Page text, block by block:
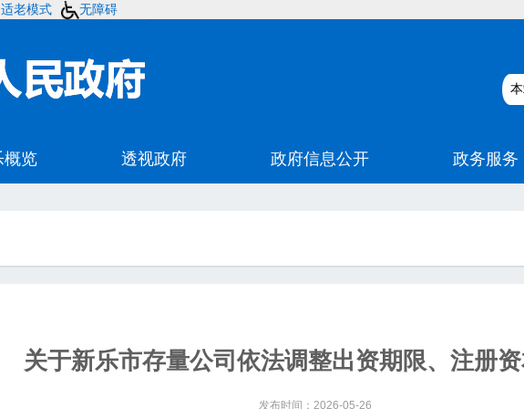
适老模式 无障碍
关于新乐市存量公司依法调整出资期限、注册
发布时间：2026-05-26